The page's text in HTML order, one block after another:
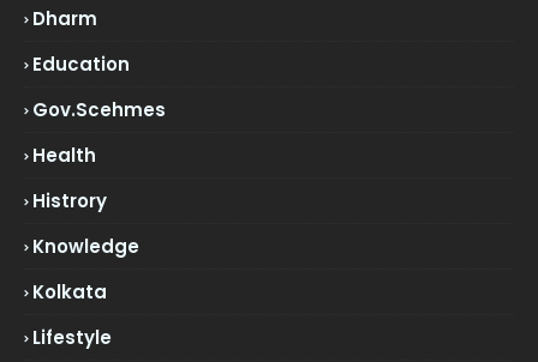
Dharm
Education
Gov.scehmes
Health
Histrory
Knowledge
Kolkata
Lifestyle